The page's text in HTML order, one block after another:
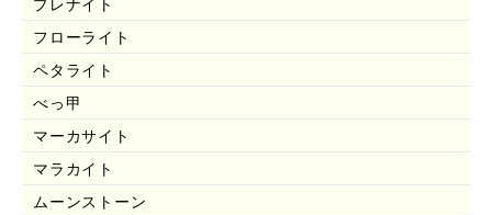
プレナイト
フローライト
ペタライト
べっ甲
マーカサイト
マラカイト
ムーンストーン